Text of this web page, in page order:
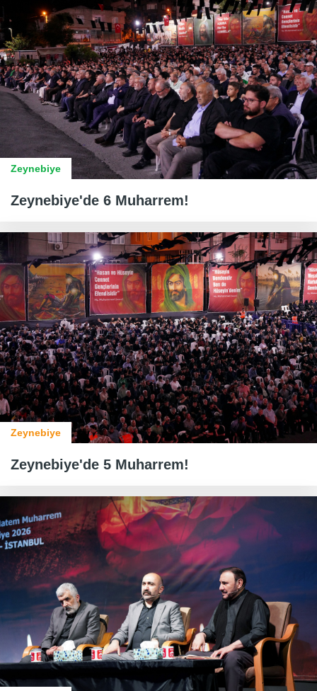
Zeynebiye
Zeynebiye'de 6 Muharrem!
Zeynebiye
Zeynebiye'de 5 Muharrem!